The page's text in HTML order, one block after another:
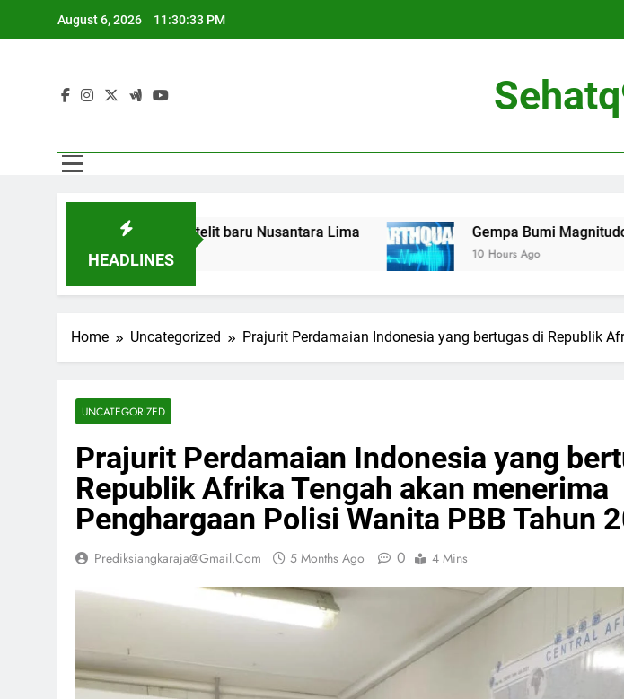
August 6, 2026 11:30:35 PM
Pasangan orang tua asal Singapura
Pasangan orang tua asal Singapura ini
HEADLINES
satelit baru Nusantara Lima Gempa Bumi Magnitudo 6,7
10 Hours Ago
Home Uncategorized Prajurit Perdamaian Indonesia yang bertugas di Republik
UNCATEGORIZED
Prajurit Perdamaian Indonesia yang
Republik Afrika Tengah akan menerima
Penghargaan Polisi Wanita PBB Tahun
Prediksiangkaraja@gmail.com 5 Months Ago 0 4 Mins